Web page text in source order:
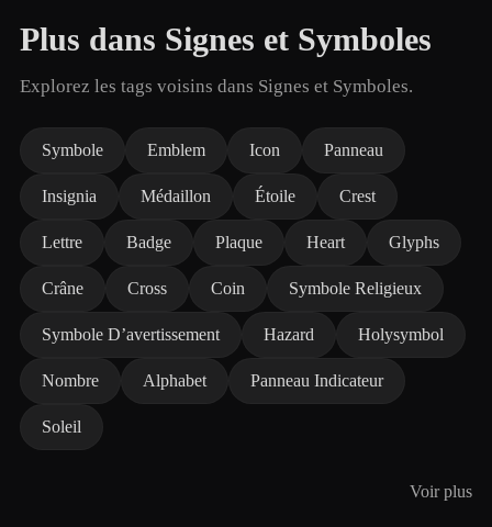
Plus dans Signes et Symboles
Explorez les tags voisins dans Signes et Symboles.
Symbole Emblem Icon Panneau
Insignia Médaillon Étoile Crest
Lettre Badge Plaque Heart Glyphs
Crâne Cross Coin Symbole Religieux
Symbole D’avertissement Hazard Holysymbol
Nombre Alphabet Panneau Indicateur
Soleil
Voir plus